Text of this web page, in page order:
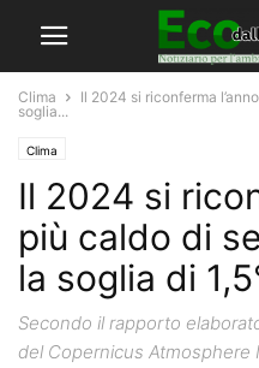
Clima
Il 2024 si riconferma
soglia...
Clima
Il 2024 si
più caldo di
la soglia di
Secondo il rapporto
del Copernicus Atmosphere